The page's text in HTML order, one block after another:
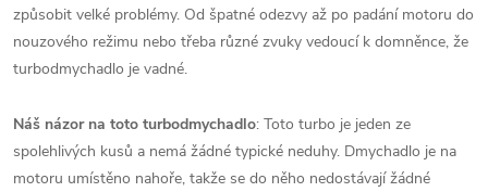
způsobit velké problémy. Od špatné odezvy až po padání motoru do
nouzového režimu nebo třeba různé zvuky vedoucí k domněnce, že
turbodmychadlo je vadné.
Náš názor na toto turbodmychadlo: Toto turbo je jeden ze
spolehlivých kusů a nemá žádné typické neduhy. Dmychadlo je na
motoru umístěno nahoře, takže se do něho nedostávají žádné